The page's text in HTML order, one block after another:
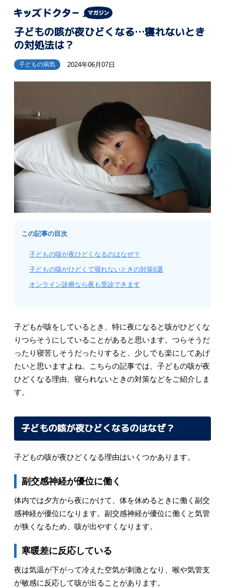
子どもの咳が夜ひどくなる…寝れないとき
の対処法は？
子どもの病気 2024年06月07日
この記事の目次
子どもの咳が夜ひどくなるのはなぜ？
子どもの咳がひどくて寝れないときの対策6選
オンライン診療なら夜も受診できます
子どもが咳をしているとき、特に夜になると咳がひどくな
りつらそうにしていることがあると思います。つらそうだ
ったり寝苦しそうだったりすると、少しでも楽にしてあげ
たいと思いますよね。こちらの記事では、子どもの咳が夜
ひどくなる理由、寝られないときの対策などをご紹介しま
す。
子どもの咳が夜ひどくなるのはなぜ？
子どもの咳が夜ひどくなる理由はいくつかあります。
副交感神経が優位に働く
体内では夕方から夜にかけて、体を休めるときに働く副交
感神経が優位になります。副交感神経が優位に働くと気管
が狭くなるため、咳が出やすくなります。
寒暖差に反応している
夜は気温が下がって冷えた空気が刺激となり、喉や気管支
が敏感に反応して咳が出ることがあります。